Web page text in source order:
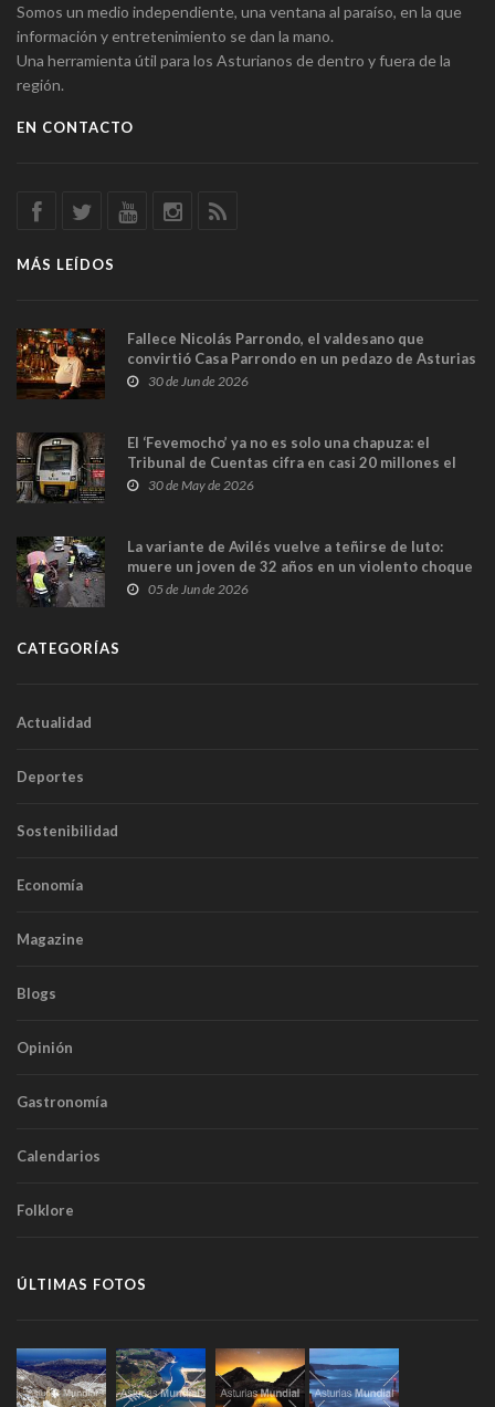
Somos un medio independiente, una ventana al paraíso, en la que
información y entretenimiento se dan la mano.
Una herramienta útil para los Asturianos de dentro y fuera de la
región.
EN CONTACTO
MÁS LEÍDOS
Fallece Nicolás Parrondo, el valdesano que
convirtió Casa Parrondo en un pedazo de Asturias
en Madrid
30 de Jun de 2026
El ‘Fevemocho’ ya no es solo una chapuza: el
Tribunal de Cuentas cifra en casi 20 millones el
sobrecoste de los trenes que no cabían por los
30 de May de 2026
La variante de Avilés vuelve a teñirse de luto:
muere un joven de 32 años en un violento choque
frontal
05 de Jun de 2026
CATEGORÍAS
Actualidad
Deportes
Sostenibilidad
Economía
Magazine
Blogs
Opinión
Gastronomía
Calendarios
Folklore
ÚLTIMAS FOTOS